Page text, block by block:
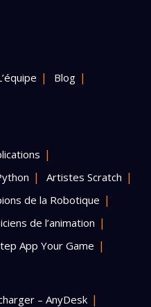
Blog
Artistes Scratch
de la Robotique
de l’animation
App Your Game
– AnyDesk